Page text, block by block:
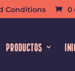
Conditions 0
PRODUCTOS